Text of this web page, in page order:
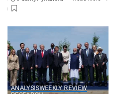
ANALYSISWEEKLY REVIEW